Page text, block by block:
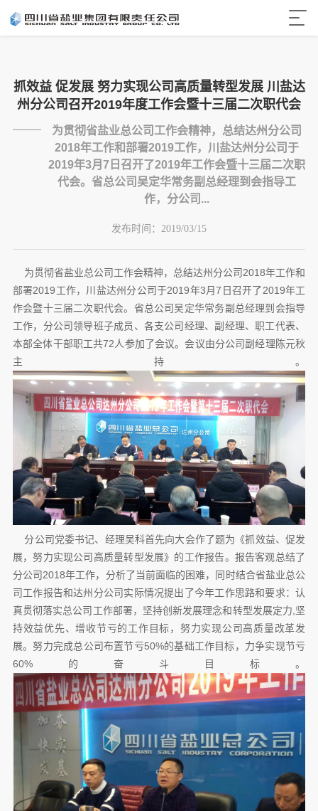
抓效益 促发展 努力实现公司高质量转型发展 川盐达
州分公司召开2019年度工作会暨十三届二次职代会
为贯彻省盐业总公司工作会精神，总结达州分公司
2018年工作和部署2019工作，川盐达州分公司于
2019年3月7日召开了2019年工作会暨十三届二次职
代会。省总公司吴定华常务副总经理到会指导工
作，分公司...
发布时间： 2019/03/15
为贯彻省盐业总公司工作会精神，总结达州分公司2018年工作和
部署2019工作，川盐达州分公司于2019年3月7日召开了2019年工
作会暨十三届二次职代会。省总公司吴定华常务副总经理到会指导
工作，分公司领导班子成员、各支公司经理、副经理、职工代表、
本部全体干部职工共72人参加了会议。会议由分公司副经理陈元秋
主持。
分公司党委书记、经理吴科首先向大会作了题为《抓效益、促发
展，努力实现公司高质量转型发展》的工作报告。报告客观总结了
分公司2018年工作，分析了当前面临的困难，同时结合省盐业总公
司工作报告和达州分公司实际情况提出了今年工作思路和要求：认
真贯彻落实总公司工作部署，坚持创新发展理念和转型发展定力,坚
持效益优先、增收节亏的工作目标，努力实现公司高质量改革发
展。努力完成总公司布置节亏50%的基础工作目标，力争实现节亏
60%的奋斗目标。